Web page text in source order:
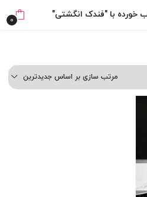
با ترب‌پی
با "فندک انگشتی" 0
مرتب سازی بر اساس جدیدترین